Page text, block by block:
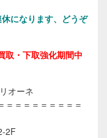
になります、どうぞ
取・下取強化期間中
オーネ
＝＝＝＝＝＝＝＝＝
2F